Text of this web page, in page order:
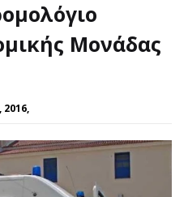
Μονάδας